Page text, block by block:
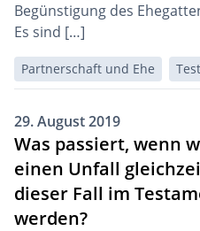
Begünstigung des
Es sind […]
Partnerschaft und Ehe
29. August 2019
Was passiert, wenn
einen Unfall
dieser Fall im
werden?